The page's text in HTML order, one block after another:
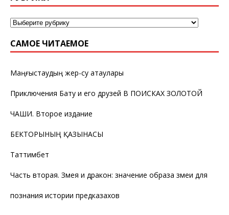
САМОЕ ЧИТАЕМОЕ
Маңғыстаудың жер-су атаулары
Приключения Бату и его друзей В ПОИСКАХ ЗОЛОТОЙ
ЧАШИ. Второе издание
БЕКТОРЫНЫҢ ҚАЗЫНАСЫ
Таттимбет
Часть вторая. Змея и дракон: значение образа змеи для
познания истории предказахов